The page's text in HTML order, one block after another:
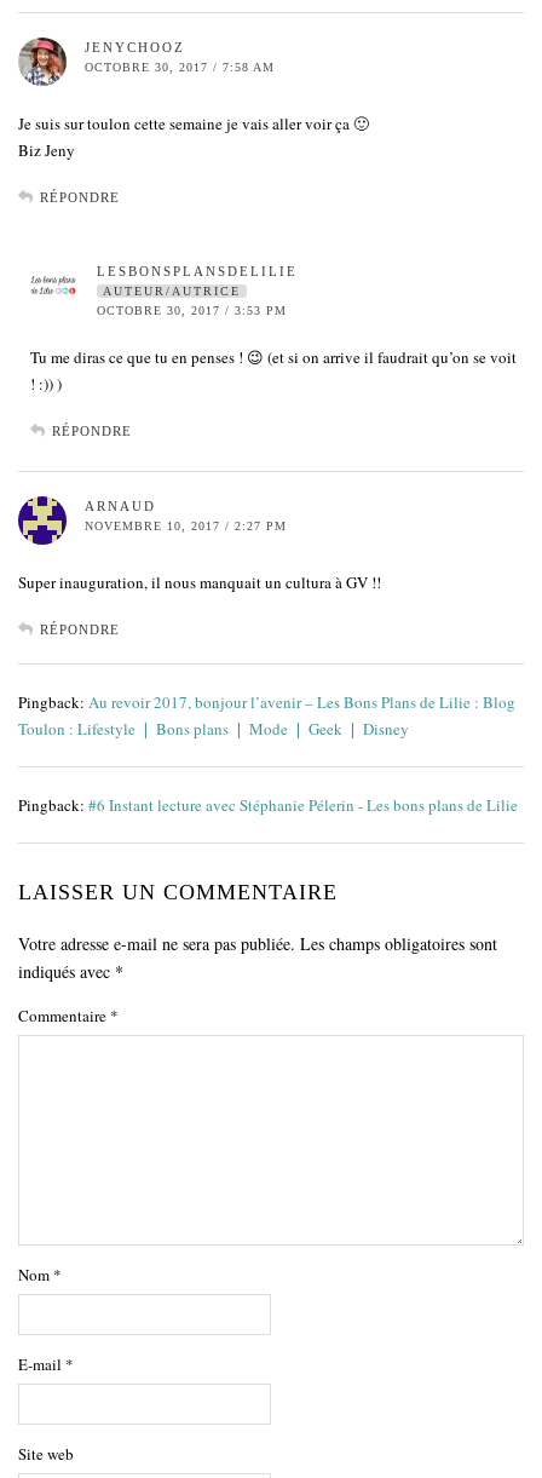
JENYCHOOZ
OCTOBRE 30, 2017 / 7:58 AM
Je suis sur toulon cette semaine je vais aller voir ça 🙂
Biz Jeny
RÉPONDRE
LESBONSPLANSDELILIE
AUTEUR/AUTRICE
OCTOBRE 30, 2017 / 3:53 PM
Tu me diras ce que tu en penses ! 😉 (et si on arrive il faudrait qu’on se voit
! :)) )
RÉPONDRE
ARNAUD
NOVEMBRE 10, 2017 / 2:27 PM
Super inauguration, il nous manquait un cultura à GV !!
RÉPONDRE
Pingback: Au revoir 2017, bonjour l’avenir – Les Bons Plans de Lilie : Blog
Toulon : Lifestyle ❘ Bons plans ❘ Mode ❘ Geek ❘ Disney
Pingback: #6 Instant lecture avec Stéphanie Pélerin - Les bons plans de Lilie
LAISSER UN COMMENTAIRE
Votre adresse e-mail ne sera pas publiée. Les champs obligatoires sont
indiqués avec *
Commentaire *
Nom *
E-mail *
Site web